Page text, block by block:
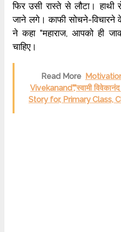
फिर उसी रास्ते से लौटा। हाथी
जाने लगे। काफी सोचने-विचारने
ने कहा “महाराज, आपको ही
चाहिए।
Read More
Vivekanand”,”स्वामी
Story for, Primary Class,